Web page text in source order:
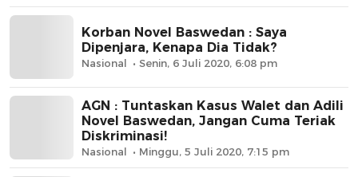
Korban Novel Baswedan : Saya
Dipenjara, Kenapa Dia Tidak?
Nasional Senin, 6 Juli 2020, 6:08 pm
AGN : Tuntaskan Kasus Walet dan Adili
Novel Baswedan, Jangan Cuma Teriak
Diskriminasi!
Nasional Minggu, 5 Juli 2020, 7:15 pm